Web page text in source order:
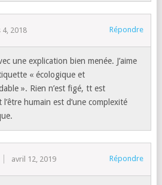
4, 2018 Répondre
une explication bien menée. J’aime
« écologique et
». Rien n’est figé, tt est
humain est d’une complexité
avril 12, 2019 Répondre